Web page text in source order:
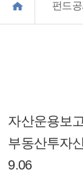
펀드공
자산운용보
부동산투자
9.06